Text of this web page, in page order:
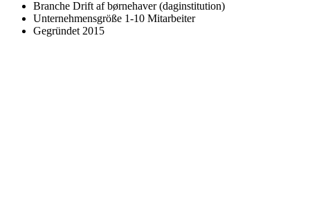
Branche Drift af børnehaver (daginstitution)
Unternehmensgröße 1-10 Mitarbeiter
Gegründet 2015